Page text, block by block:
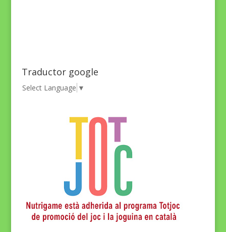
Traductor google
Select Language ▼